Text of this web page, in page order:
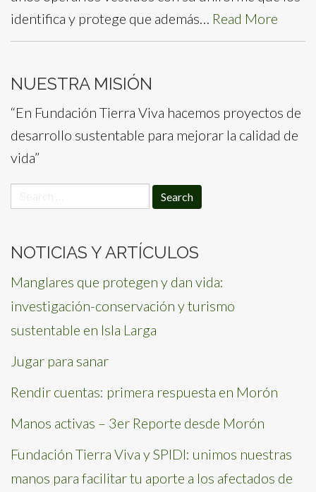
identifica y protege que además… Read More
NUESTRA MISIÓN
“En Fundación Tierra Viva hacemos proyectos de
desarrollo sustentable para mejorar la calidad de
vida”
for:
NOTICIAS Y ARTÍCULOS
Manglares que protegen y dan vida:
investigación-conservación y turismo
sustentable en Isla Larga
Jugar para sanar
Rendir cuentas: primera respuesta en Morón
Manos activas – 3er Reporte desde Morón
Fundación Tierra Viva y SPIDI: unimos nuestras
manos para facilitar tu aporte a los afectados de